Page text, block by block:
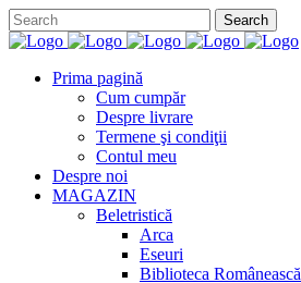
Prima pagină
Cum cumpăr
Despre livrare
Termene şi condiţii
Contul meu
Despre noi
MAGAZIN
Beletristică
Arca
Eseuri
Biblioteca Românească